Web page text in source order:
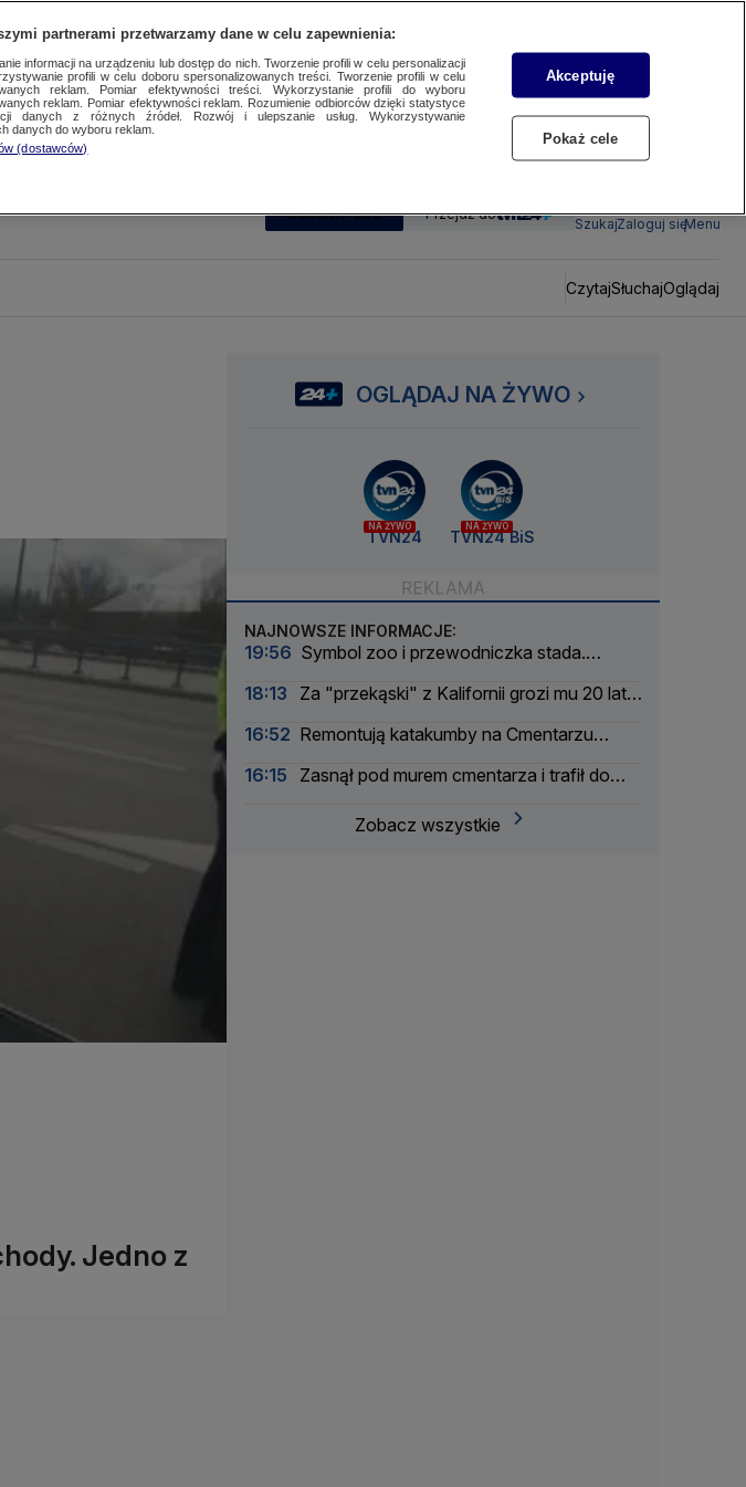
SUBSKRYBUJ Przejdź do
SzukajZaloguj sięMenu
CzytajSłuchajOglądaj
Jedno z
OGLĄDAJ NA ŻYWO
NA ŻYWO
TVN24
NA ŻYWO
TVN24 BiS
NAJNOWSZE INFORMACJE:
19:56 Symbol zoo i przewodniczka stada.
18:13
Za "przekąski" z Kalifornii grozi mu 20 lat
16:52 Remontują katakumby na Cmentarzu
16:15
Zasnął pod murem cmentarza i trafił do
Zobacz wszystkie
partnerami przetwarzamy dane w celu zapewnienia:
informacji na urządzeniu lub dostęp do nich. Tworzenie profili w celu personalizacji
profili w celu doboru spersonalizowanych treści. Tworzenie profili w celu
reklam. Pomiar efektywności treści. Wykorzystanie profili do wyboru
reklam. Pomiar efektywności reklam. Rozumienie odbiorców dzięki statystyce
danych z różnych źródeł. Rozwój i ulepszanie usług. Wykorzystywanie
danych do wyboru reklam.
(dostawców)
Akceptuję
Pokaż cele